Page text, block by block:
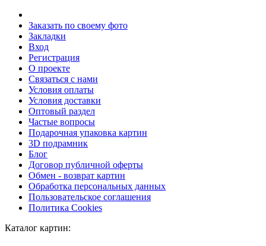
Заказать по своему фото
Закладки
Вход
Регистрация
О проекте
Связаться с нами
Условия оплаты
Условия доставки
Оптовый раздел
Частые вопросы
Подарочная упаковка картин
3D подрамник
Блог
Договор публичной оферты
Обмен - возврат картин
Обработка персональных данных
Пользовательское соглашения
Политика Cookies
Каталог картин: